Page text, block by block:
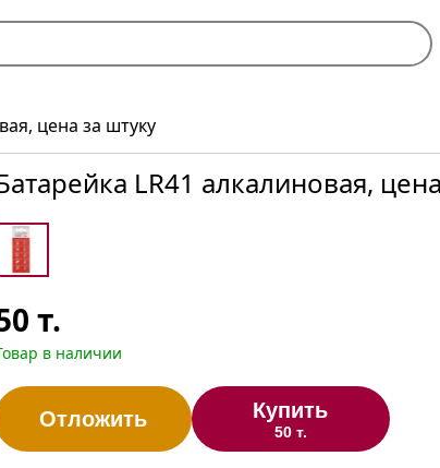
цена за штуку
LR41 алкалиновая,
т.
в наличии
Отложить Купить
50 т.